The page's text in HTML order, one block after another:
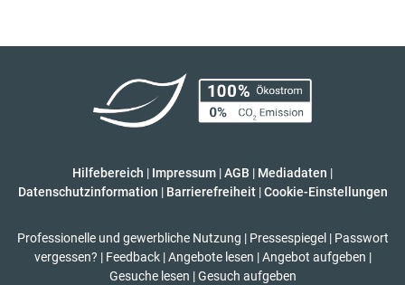
Hilfebereich | Impressum |AGB | Mediadaten |
Datenschutzinformation | Barrierefreiheit | Cookie-Einstellungen
Professionelle und gewerbliche Nutzung | Pressespiegel | Passwort
vergessen? | Feedback | Angebote lesen | Angebot aufgeben |
Gesuche lesen | Gesuch aufgeben